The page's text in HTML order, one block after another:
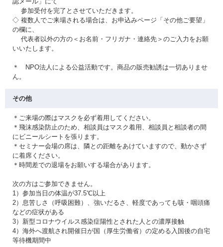
参加受付を完了とさせていただきます。
◇ 複数人でご来場される場合は、お申込みページ「その他ご要望」
の欄に、
代表者以外の方の＜お名前・フリガナ・連絡先＞のご入力をお願
いいたします。
＊ NPO法人による公益活動です。商品の販売勧誘は一切ありませ
ん。
その他
＊ご来場の際はマスクを必ず着用してください。
＊飛沫感染防止のため、相談員はマスク着用、相談員と相談者の間
にビニールシートを張ります。
＊セミナー会場の席は、隣との距離をあけていますので、動かさず
に着席ください。
＊時間差での退場をお願いする場合があります。
次の方はご参加できません。
1）参加当日の体温が37.5℃以上
2）息苦しさ（呼吸困難）、強いだるさ、軽度であっても咳・咽頭痛
などの症状がある
3）新型コロナウイルス感染症陽性とされた人との濃厚接触
4）海外へ渡航され開催日が国（厚生労働省）の定める入国後の自宅
等待機期間中